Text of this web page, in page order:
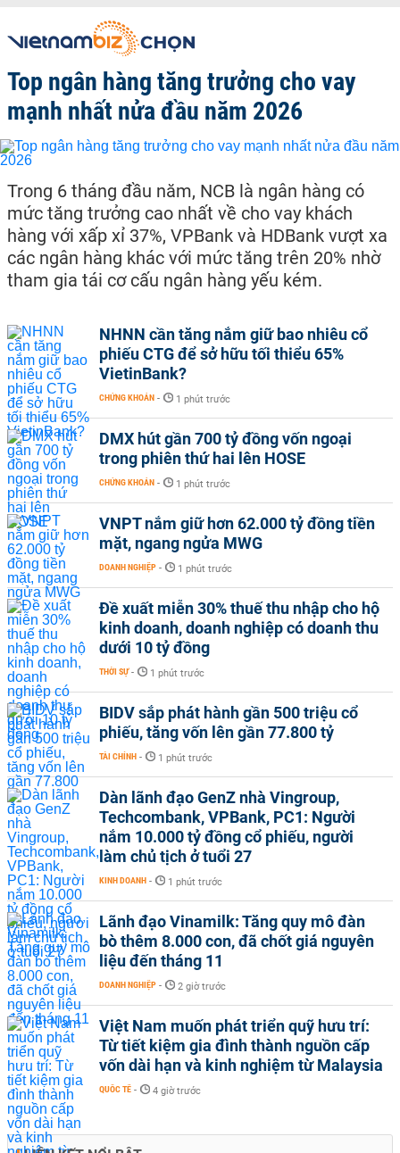
Top ngân hàng tăng trưởng cho vay
mạnh nhất nửa đầu năm 2026
Trong 6 tháng đầu năm, NCB là ngân hàng có
mức tăng trưởng cao nhất về cho vay khách
hàng với xấp xỉ 37%, VPBank và HDBank vượt xa
các ngân hàng khác với mức tăng trên 20% nhờ
tham gia tái cơ cấu ngân hàng yếu kém.
NHNN cần tăng nắm giữ bao nhiêu cổ
phiếu CTG để sở hữu tối thiểu 65%
VietinBank?
CHỨNG KHOÁN - 1 phút trước
DMX hút gần 700 tỷ đồng vốn ngoại
trong phiên thứ hai lên HOSE
CHỨNG KHOÁN - 1 phút trước
VNPT nắm giữ hơn 62.000 tỷ đồng tiền
mặt, ngang ngửa MWG
DOANH NGHIỆP - 1 phút trước
Đề xuất miễn 30% thuế thu nhập cho hộ
kinh doanh, doanh nghiệp có doanh thu
dưới 10 tỷ đồng
THỜI SỰ - 1 phút trước
BIDV sắp phát hành gần 500 triệu cổ
phiếu, tăng vốn lên gần 77.800 tỷ
TÀI CHÍNH - 1 phút trước
Dàn lãnh đạo GenZ nhà Vingroup,
Techcombank, VPBank, PC1: Người
nắm 10.000 tỷ đồng cổ phiếu, người
làm chủ tịch ở tuổi 27
KINH DOANH - 1 phút trước
Lãnh đạo Vinamilk: Tăng quy mô đàn
bò thêm 8.000 con, đã chốt giá nguyên
liệu đến tháng 11
DOANH NGHIỆP - 2 giờ trước
Việt Nam muốn phát triển quỹ hưu trí:
Từ tiết kiệm gia đình thành nguồn cấp
vốn dài hạn và kinh nghiệm từ Malaysia
QUỐC TẾ - 4 giờ trước